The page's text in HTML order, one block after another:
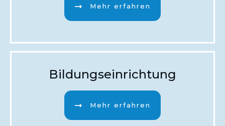
Mehr erfahren
Bildungseinrichtung
Mehr erfahren